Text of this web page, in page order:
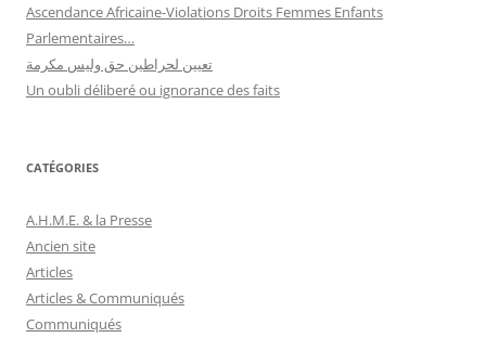
Ascendance Africaine-Violations Droits Femmes Enfants
Parlementaires…
تعيين لحراطين حق وليس مكرمة
Un oubli déliberé ou ignorance des faits
CATÉGORIES
A.H.M.E. & la Presse
Ancien site
Articles
Articles & Communiqués
Communiqués